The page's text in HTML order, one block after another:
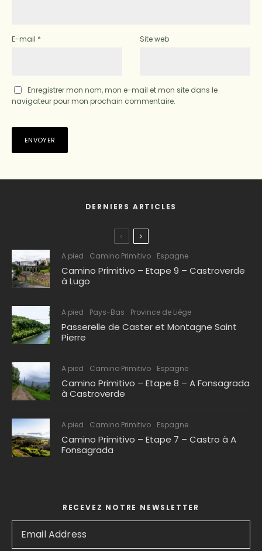
E-mail * Site web
Enregistrer mon nom, mon e-mail et mon site dans le
navigateur pour mon prochain commentaire.
DERNIERS ARTICLES
A pied Camino Primitivo Espagne
Camino Primitivo – Etape 9 – Castroverde
à Lugo
A pied Pays-Bas Province de Liège
Passerelle de Caster et Montagne Saint
Pierre
A pied Camino Primitivo Espagne
Camino Primitivo – Etape 8 – A Fonsagrada
à Castroverde
A pied Camino Primitivo Espagne
Camino Primitivo – Etape 7 – Castro à A
Fonsagrada
RECEVEZ NOTRE NEWSLETTER